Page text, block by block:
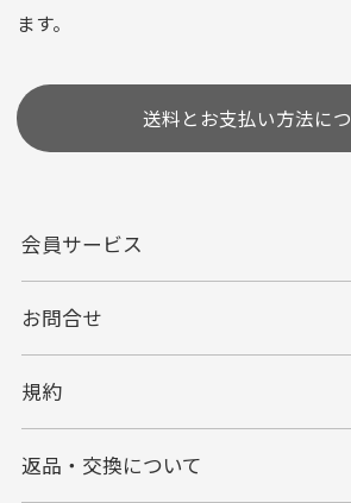
代金引換
代引手数料一律400円
す。
ます。
送料とお支払い方法に
会員サービス
お問合せ
規約
返品・交換について